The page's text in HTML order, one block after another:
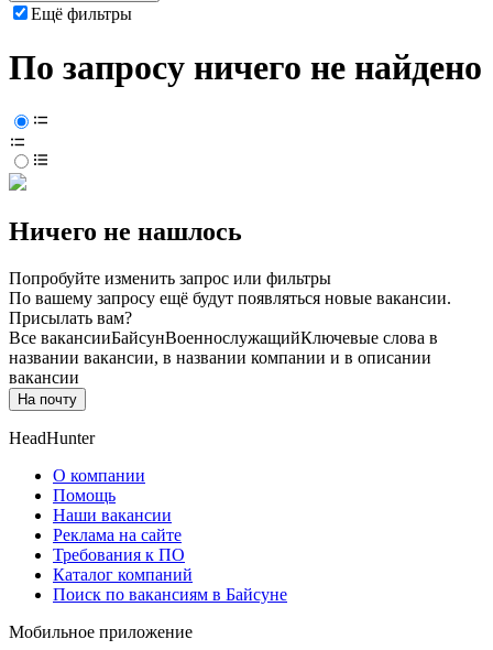
Ещё фильтры
По запросу ничего не найдено
Ничего не нашлось
Попробуйте изменить запрос или фильтры
По вашему запросу ещё будут появляться новые вакансии.
Присылать вам?
Все вакансииБайсунВоеннослужащийКлючевые слова в
названии вакансии, в названии компании и в описании
вакансии
На почту
HeadHunter
О компании
Помощь
Наши вакансии
Реклама на сайте
Требования к ПО
Каталог компаний
Поиск по вакансиям в Байсуне
Мобильное приложение